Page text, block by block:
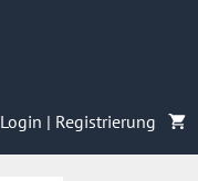
Login | Registrierung